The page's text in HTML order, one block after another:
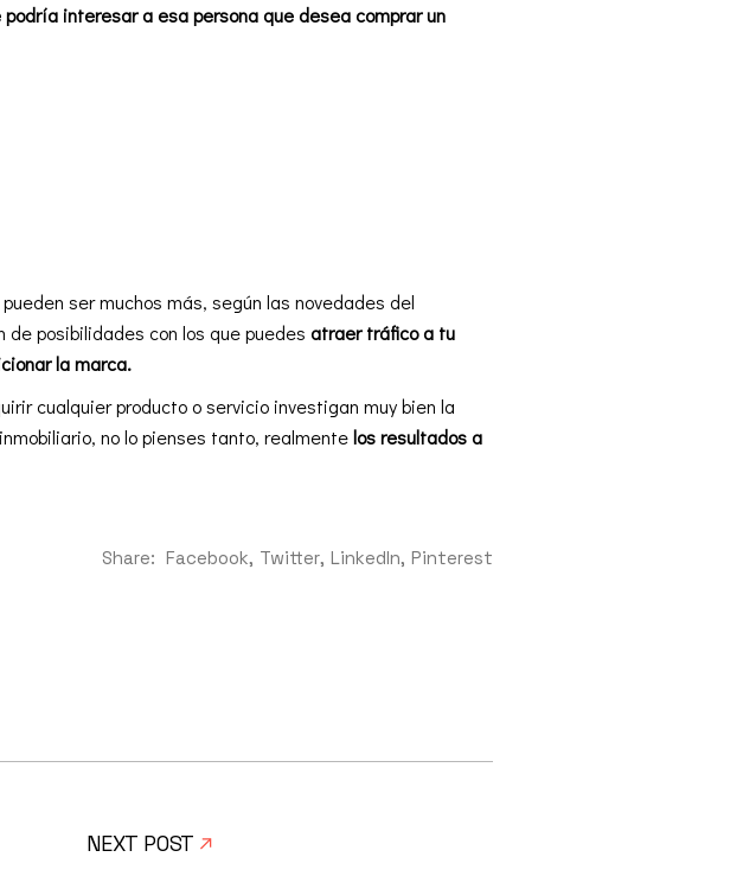
podría interesar a esa persona que desea comprar un
ser muchos más, según las novedades del
posibilidades con los que puedesatraer tráfico a tu
la marca.
cualquier producto o servicio investigan muy bien la
no lo pienses tanto, realmentelos resultados a
Share: Facebook Twitter LinkedIn Pinterest
NEXT POST